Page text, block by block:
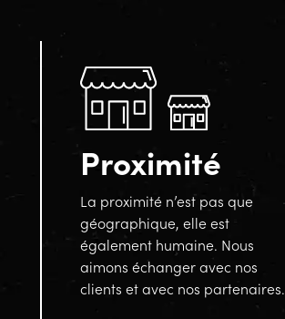
Proximité
La proximité n’est pas que
géographique, elle est
également humaine. Nous
aimons échanger avec nos
clients et avec nos partenaires.